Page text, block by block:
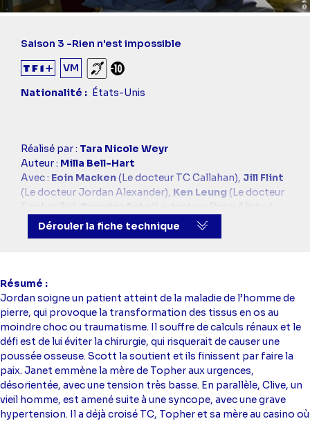
Saison 3 -Rien n'est impossible
VM
Sourds et malentendants
Déconseillé aux -10 ans
Nationalité
États-Unis
Casting
simba
Réalisé par : Tara Nicole Weyr
Auteur : Milla Bell-Hart
Avec : Eoin Macken(Le docteur TC Callahan), Jill Flint
(Le docteur Jordan Alexander), Ken Leung (Le docteur
Topher Zia),
(Le docteur Drew Alister),
Robert Bailey Jr.
(Le docteur Paul Cummings),
Dérouler la fiche technique
Résumé
Jordan soigne un patient atteint de la maladie de l’homme de
pierre, qui provoque la transformation des tissus en os au
moindre choc ou traumatisme. Il souffre de calculs rénaux et le
défi est de lui éviter la chirurgie, qui risquerait de causer une
poussée osseuse. Scott la soutient et ils finissent par faire la
paix. Janet emmène la mère de Topher aux urgences,
désorientée, avec une tension très basse. En parallèle, Clive, un
vieil homme, est amené suite à une syncope, avec une grave
hypertension. Il a déjà croisé TC, Topher et sa mère au casino où